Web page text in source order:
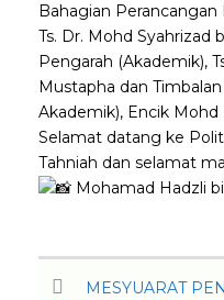
Bahagian
Ts. Dr. Mohd Syahrizad
Pengarah (Akademik),
Mustapha dan
Akademik), Encik
Selamat datang ke
Tahniah dan selamat
Mohamad Hadzli
MESYUARAT